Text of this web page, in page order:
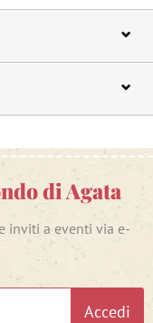
di Agata
inviti a eventi via e-
Accedi